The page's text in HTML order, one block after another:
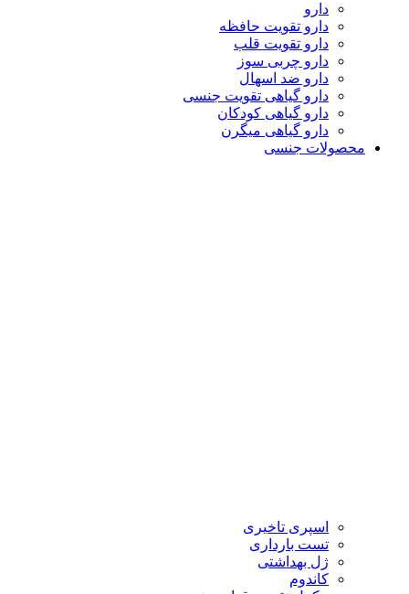
دارو
دارو تقویت حافظه
دارو تقویت قلب
دارو چربی سوز
دارو ضد اسهال
دارو گیاهی تقویت جنسی
دارو گیاهی کودکان
دارو گیاهی میگرن
محصولات جنسی
اسپری تاخیری
تست بارداری
ژل بهداشتی
کاندوم